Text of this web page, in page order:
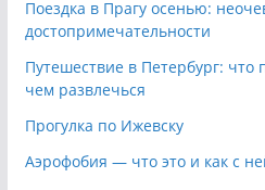
Поездка в Прагу осенью:
достопримечательности
Путешествие в Петербург: что
чем развлечься
Прогулка по Ижевску
Аэрофобия — что это и как с